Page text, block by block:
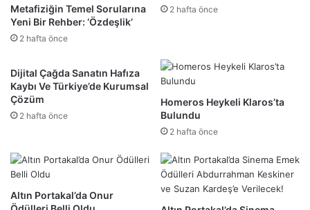
Metafiziğin Temel Sorularına
Yeni Bir Rehber: ‘Özdeşlik’
2 hafta önce
2 hafta önce
Dijital Çağda Sanatın Hafıza
Kaybı Ve Türkiye’de Kurumsal
Çözüm
2 hafta önce
Homeros Heykeli Klaros’ta
Bulundu
2 hafta önce
Altın Portakal’da Onur